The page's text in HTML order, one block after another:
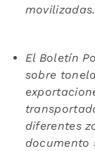
movilizadas.
El Boletín
sobre
diferentes
documento